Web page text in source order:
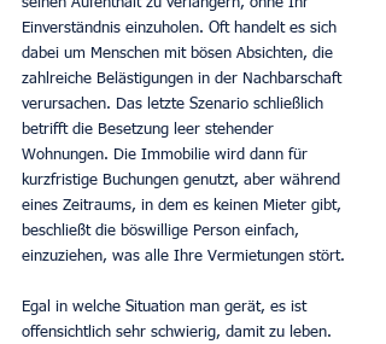
seinen Aufenthalt zu verlängern, ohne Ihr
Einverständnis einzuholen. Oft handelt es sich
dabei um Menschen mit bösen Absichten, die
zahlreiche Belästigungen in der Nachbarschaft
verursachen. Das letzte Szenario schließlich
betrifft die Besetzung leer stehender
Wohnungen. Die Immobilie wird dann für
kurzfristige Buchungen genutzt, aber während
eines Zeitraums, in dem es keinen Mieter gibt,
beschließt die böswillige Person einfach,
einzuziehen, was alle Ihre Vermietungen stört.
Egal in welche Situation man gerät, es ist
offensichtlich sehr schwierig, damit zu leben.